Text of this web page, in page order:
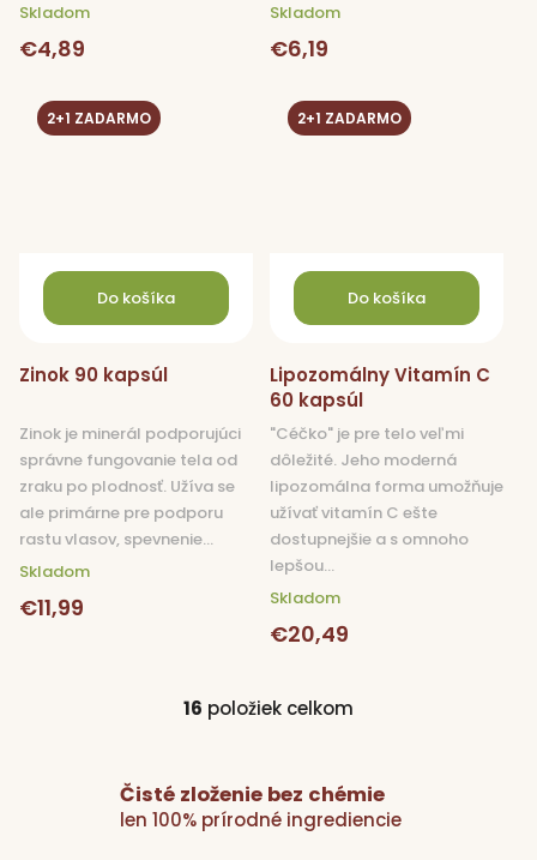
€4,89
Skladom
€6,19
Skladom
2+1 ZADARMO
Do košíka
€11,99
Skladom
Zinok 90 kapsúl
Zinok je minerál podporujúci
správne fungovanie tela od
zraku po plodnosť. Užíva se
ale primárne pre podporu
rastu vlasov, spevnenie...
2+1 ZADARMO
Do košíka
€20,49
Skladom
Lipozomálny Vitamín C
60 kapsúl
"Céčko" je pre telo veľmi
dôležité. Jeho moderná
lipozomálna forma umožňuje
užívať vitamín C ešte
dostupnejšie a s omnoho
lepšou...
O
á
d
16 položiek celkom
Čisté zloženie bez chémie
len 100% prírodné ingrediencie